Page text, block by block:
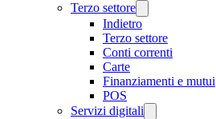
Terzo settore
Indietro
Terzo settore
Conti correnti
Carte
Finanziamenti e mutui
POS
Servizi digitali